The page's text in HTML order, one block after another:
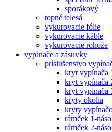
sporákový
topné telesá
vykurovacie fólie
vykurovacie káble
vykurovacie rohože
vypínače a zásuvky
príslušenstvo
kryt vypínača
kryt vypínača
kryt vypínača
kryty okolia
kryty
rámček 1-
rámček 2-